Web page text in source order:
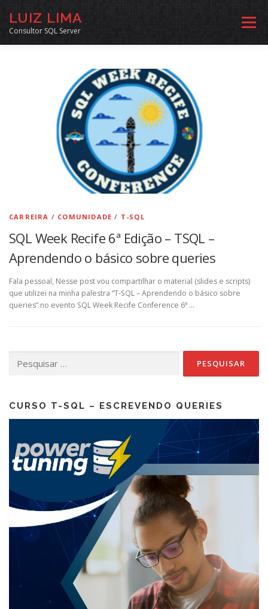
LUIZ LIMA
Consultor SQL Server
Menu
CURSOS EXERCÍCIOS SQL
ARQUIVO LINKS COMUNIDADE
CONTATO
CARREIRA / COMUNIDADE / T-SQL
SQL Week Recife 6ª Edição – TSQL –
Aprendendo o básico sobre queries
Fala pessoal, Nesse post vou compartilhar o material (slides e scripts)
que utilizei na minha palestra “T-SQL – Aprendendo o básico sobre
queries” no evento SQL Week Recife Conference 6ª …
por:
CURSO T-SQL – ESCREVENDO QUERIES